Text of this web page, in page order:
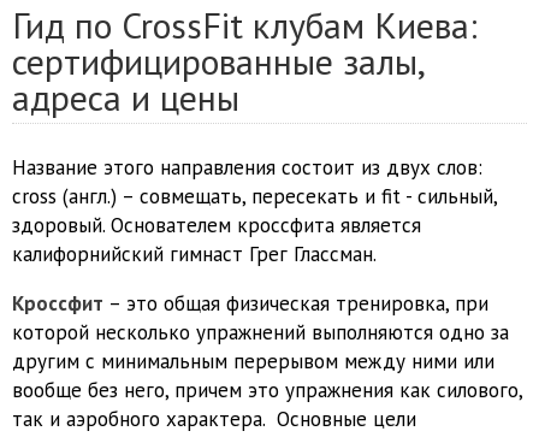
Гид по CrossFit клубам Киева:
сертифицированные залы,
адреса и цены
Название этого направления состоит из двух слов:
сross (англ.) – совмещать, пересекать и fit - сильный,
здоровый. Основателем кроссфита является
калифорнийский гимнаст Грег Глассман.
Кроссфит – это общая физическая тренировка, при
которой несколько упражнений выполняются одно за
другим с минимальным перерывом между ними или
вообще без него, причем это упражнения как силового,
так и аэробного характера. Основные цели